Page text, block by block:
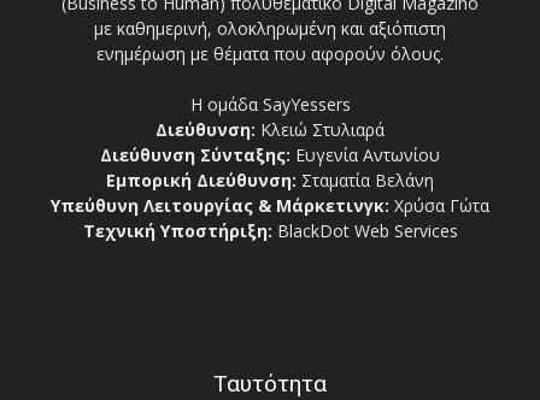
με καθημερινή, ολοκληρωμένη και αξιόπιστη
ενημέρωση με θέματα που αφορούν όλους.
Η ομάδα SayYessers
Διεύθυνση: Κλειώ Στυλιαρά
Διεύθυνση Σύνταξης: Ευγενία Αντωνίου
Εμπορική Διεύθυνση: Σταματία Βελάνη
Υπεύθυνη Λειτουργίας & Μάρκετινγκ: Χρύσα Γώτα
Τεχνική Υποστήριξη: BlackDot Web Services
Ταυτότητα